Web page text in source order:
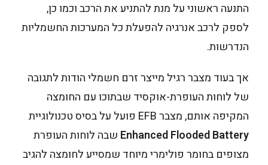
התנעה ראשוני על מנת להתניע את הרכב וכמו כן,
לספק לרכב אנרגיה להפעלת כל המערכות החשמליות
הנדרשות.
אך בעוד מצבר רגיל מייצר זרם חשמלי הודות לתגובה
של לוחות העופרת-אוקסיד שבתוכו עם החומצה
המקיפה אותם, מצבר EFB פועל על בסיס טכנולוגיית
Enhanced Flooded Battery שבה לוחות העופרת
מצופים בחומר פולימרי מיוחד שמסייע לחומצה להגיב